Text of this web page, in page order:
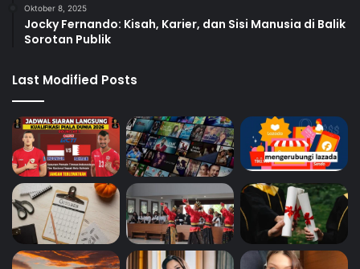
Oktober 8, 2025
Jocky Fernando: Kisah, Karier, dan Sisi Manusia di Balik
Sorotan Publik
Last Modified Posts